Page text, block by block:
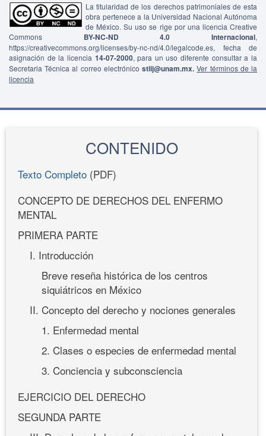
La titularidad de los derechos patrimoniales de esta
obra pertenece a la Universidad Nacional Autónoma
de México. Su uso se rige por una licencia Creative
Commons BY-NC-ND 4.0 Internacional,
https://creativecommons.org/licenses/by-nc-nd/4.0/legalcode.es, fecha de
asignación de la licencia 14-07-2000, para un uso diferente consultar a la
Secretaria Técnica al correo electrónicostiij@unam.mx. Ver términos de la
licencia
CONTENIDO
Texto Completo (PDF)
CONCEPTO DE DERECHOS DEL ENFERMO
MENTAL
PRIMERA PARTE
I. Introducción
Breve reseña histórica de los centros
siquiátricos en México
II. Concepto del derecho y nociones generales
1. Enfermedad mental
2. Clases o especies de enfermedad mental
3. Conciencia y subconsciencia
EJERCICIO DEL DERECHO
SEGUNDA PARTE